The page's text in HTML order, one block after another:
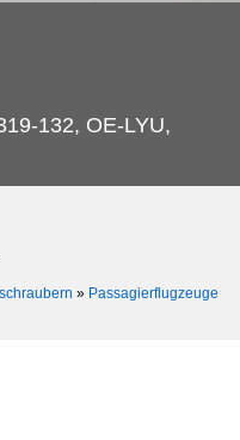
132, OE-LYU,
» Passagierflugzeuge